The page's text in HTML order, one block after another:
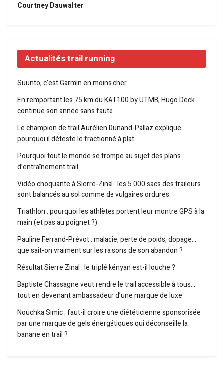
Courtney Dauwalter
Actualités trail running
Suunto, c’est Garmin en moins cher
En remportant les 75 km du KAT100 by UTMB, Hugo Deck
continue son année sans faute
Le champion de trail Aurélien Dunand-Pallaz explique
pourquoi il déteste le fractionné à plat
Pourquoi tout le monde se trompe au sujet des plans
d’entraînement trail
Vidéo choquante à Sierre-Zinal : les 5 000 sacs des traileurs
sont balancés au sol comme de vulgaires ordures
Triathlon : pourquoi les athlètes portent leur montre GPS à la
main (et pas au poignet ?)
Pauline Ferrand-Prévot : maladie, perte de poids, dopage…
que sait-on vraiment sur les raisons de son abandon ?
Résultat Sierre Zinal : le triplé kényan est-il louche ?
Baptiste Chassagne veut rendre le trail accessible à tous…
tout en devenant ambassadeur d’une marque de luxe
Nouchka Simic : faut-il croire une diététicienne sponsorisée
par une marque de gels énergétiques qui déconseille la
banane en trail ?